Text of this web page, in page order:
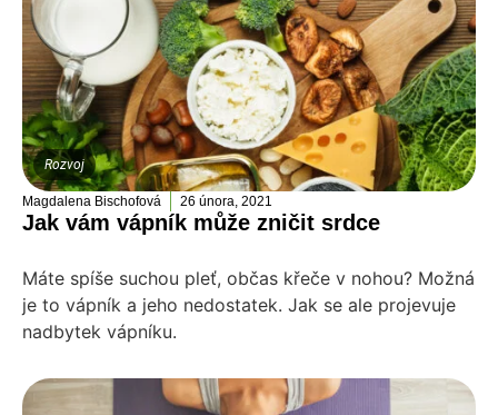
Rozvoj
Magdalena Bischofová 26 února, 2021
Jak vám vápník může zničit srdce
Máte spíše suchou pleť, občas křeče v nohou? Možná
je to vápník a jeho nedostatek. Jak se ale projevuje
nadbytek vápníku.